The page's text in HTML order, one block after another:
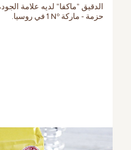
الدقيق "ماكفا" لديه علامة
حزمة - ماركة № 1 في روسيا.